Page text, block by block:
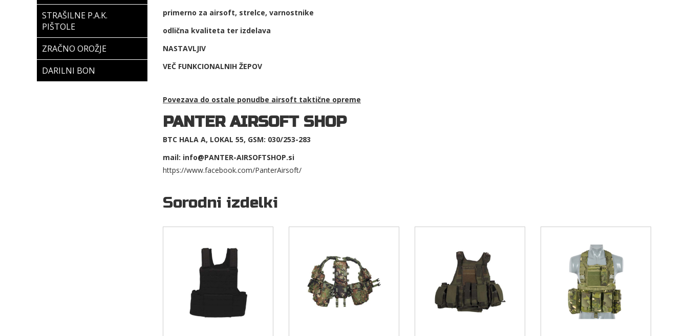
STRAŠILNE P.A.K.
PIŠTOLE
ZRAČNO OROŽJE
DARILNI BON
primerno za airsoft, strelce, varnostnike
odlična kvaliteta ter izdelava
NASTAVLJIV
VEČ FUNKCIONALNIH ŽEPOV
Povezava do ostale ponudbe airsoft taktične opreme
PANTER AIRSOFT SHOP
BTC HALA A, LOKAL 55, GSM: 030/253-283
mail: info@PANTER-AIRSOFTSHOP.si
https://www.facebook.com/PanterAirsoft/
Sorodni izdelki